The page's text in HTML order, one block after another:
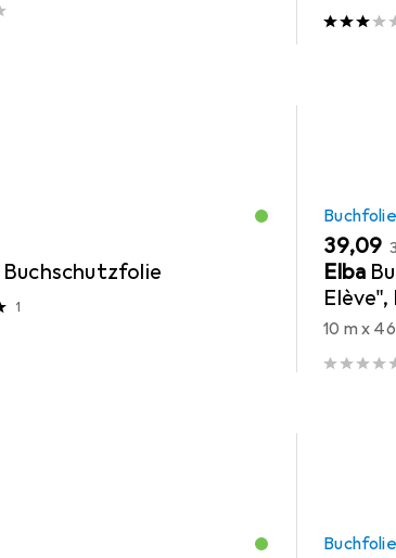
Buchschutzfolie
1
Buchfolie
EUR
39,09
Elba
Elève",
Büchern
10 m x
Buchfolie